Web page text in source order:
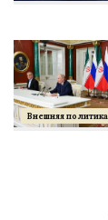
Внешняя политика